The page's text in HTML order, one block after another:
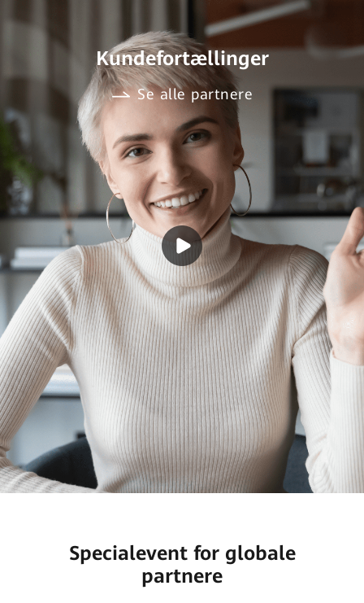
Kundefortællinger
Se alle partnere
Specialevent for globale
partnere